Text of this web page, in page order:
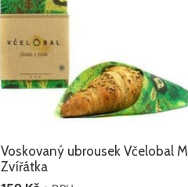
Voskovaný ubrousek Včelobal M
Zvířátka